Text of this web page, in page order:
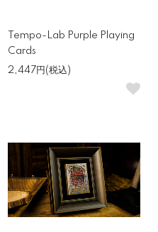
Tempo-Lab Purple Playing
Cards
2,447円(税込)